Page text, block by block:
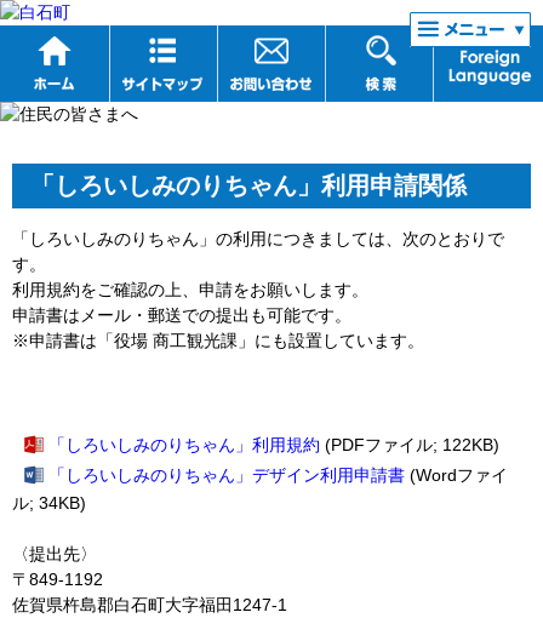
リンク集
「しろいしみのりちゃん」利用申請関係
「しろいしみのりちゃん」の利用につきましては、次のとおりで
す。
利用規約をご確認の上、申請をお願いします。
申請書はメール・郵送での提出も可能です。
※申請書は「役場 商工観光課」にも設置しています。
「しろいしみのりちゃん」利用規約 (PDFファイル; 122KB)
「しろいしみのりちゃん」デザイン利用申請書 (Wordファイ
ル; 34KB)
〈提出先〉
〒849-1192
佐賀県杵島郡白石町大字福田1247-1